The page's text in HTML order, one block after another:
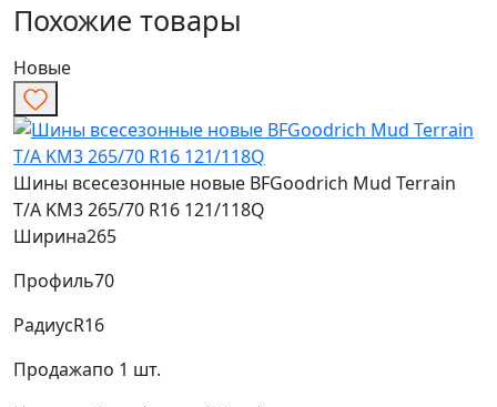
Похожие товары
Новые
Шины всесезонные новые BFGoodrich Mud Terrain
T/A KM3 265/70 R16 121/118Q
Ширина265
Профиль70
РадиусR16
Продажапо 1 шт.